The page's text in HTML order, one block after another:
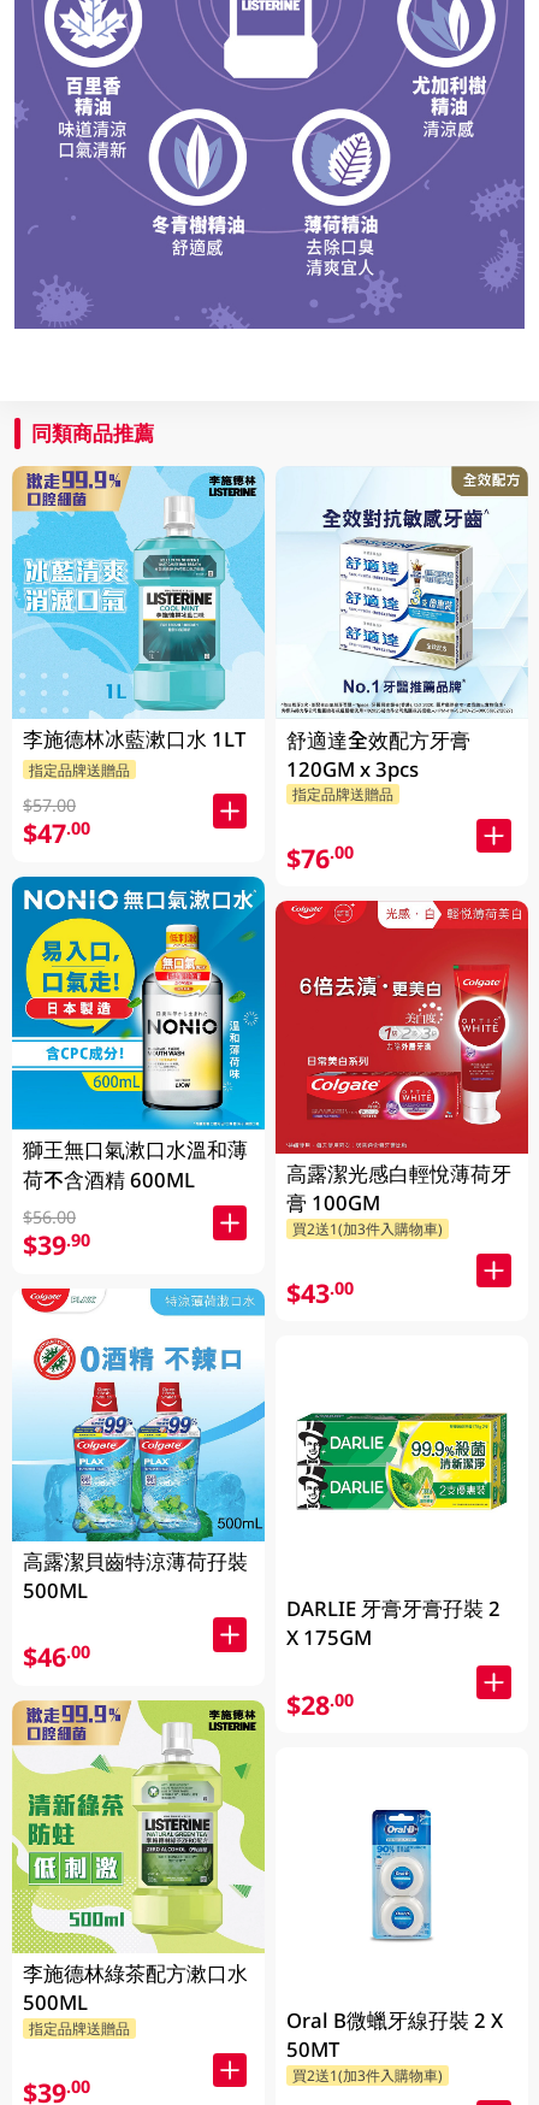
同類商品推薦
李施德林冰藍漱口水 1LT
指定品牌送贈品
$57.00
$47.00
獅王無口氣漱口水溫和薄
荷不含酒精 600ML
$56.00
$39.90
高露潔貝齒特涼薄荷孖裝
500ML
$46.00
李施德林綠茶配方漱口水
500ML
指定品牌送贈品
$39.00
舒適達全效配方牙膏
120GM x 3pcs
指定品牌送贈品
$76.00
高露潔光感白輕悅薄荷牙
膏 100GM
買2送1(加3件入購物車)
$43.00
DARLIE 牙膏牙膏孖裝 2
X 175GM
$28.00
Oral B微蠟牙線孖裝 2 X
50MT
買2送1(加3件入購物車)